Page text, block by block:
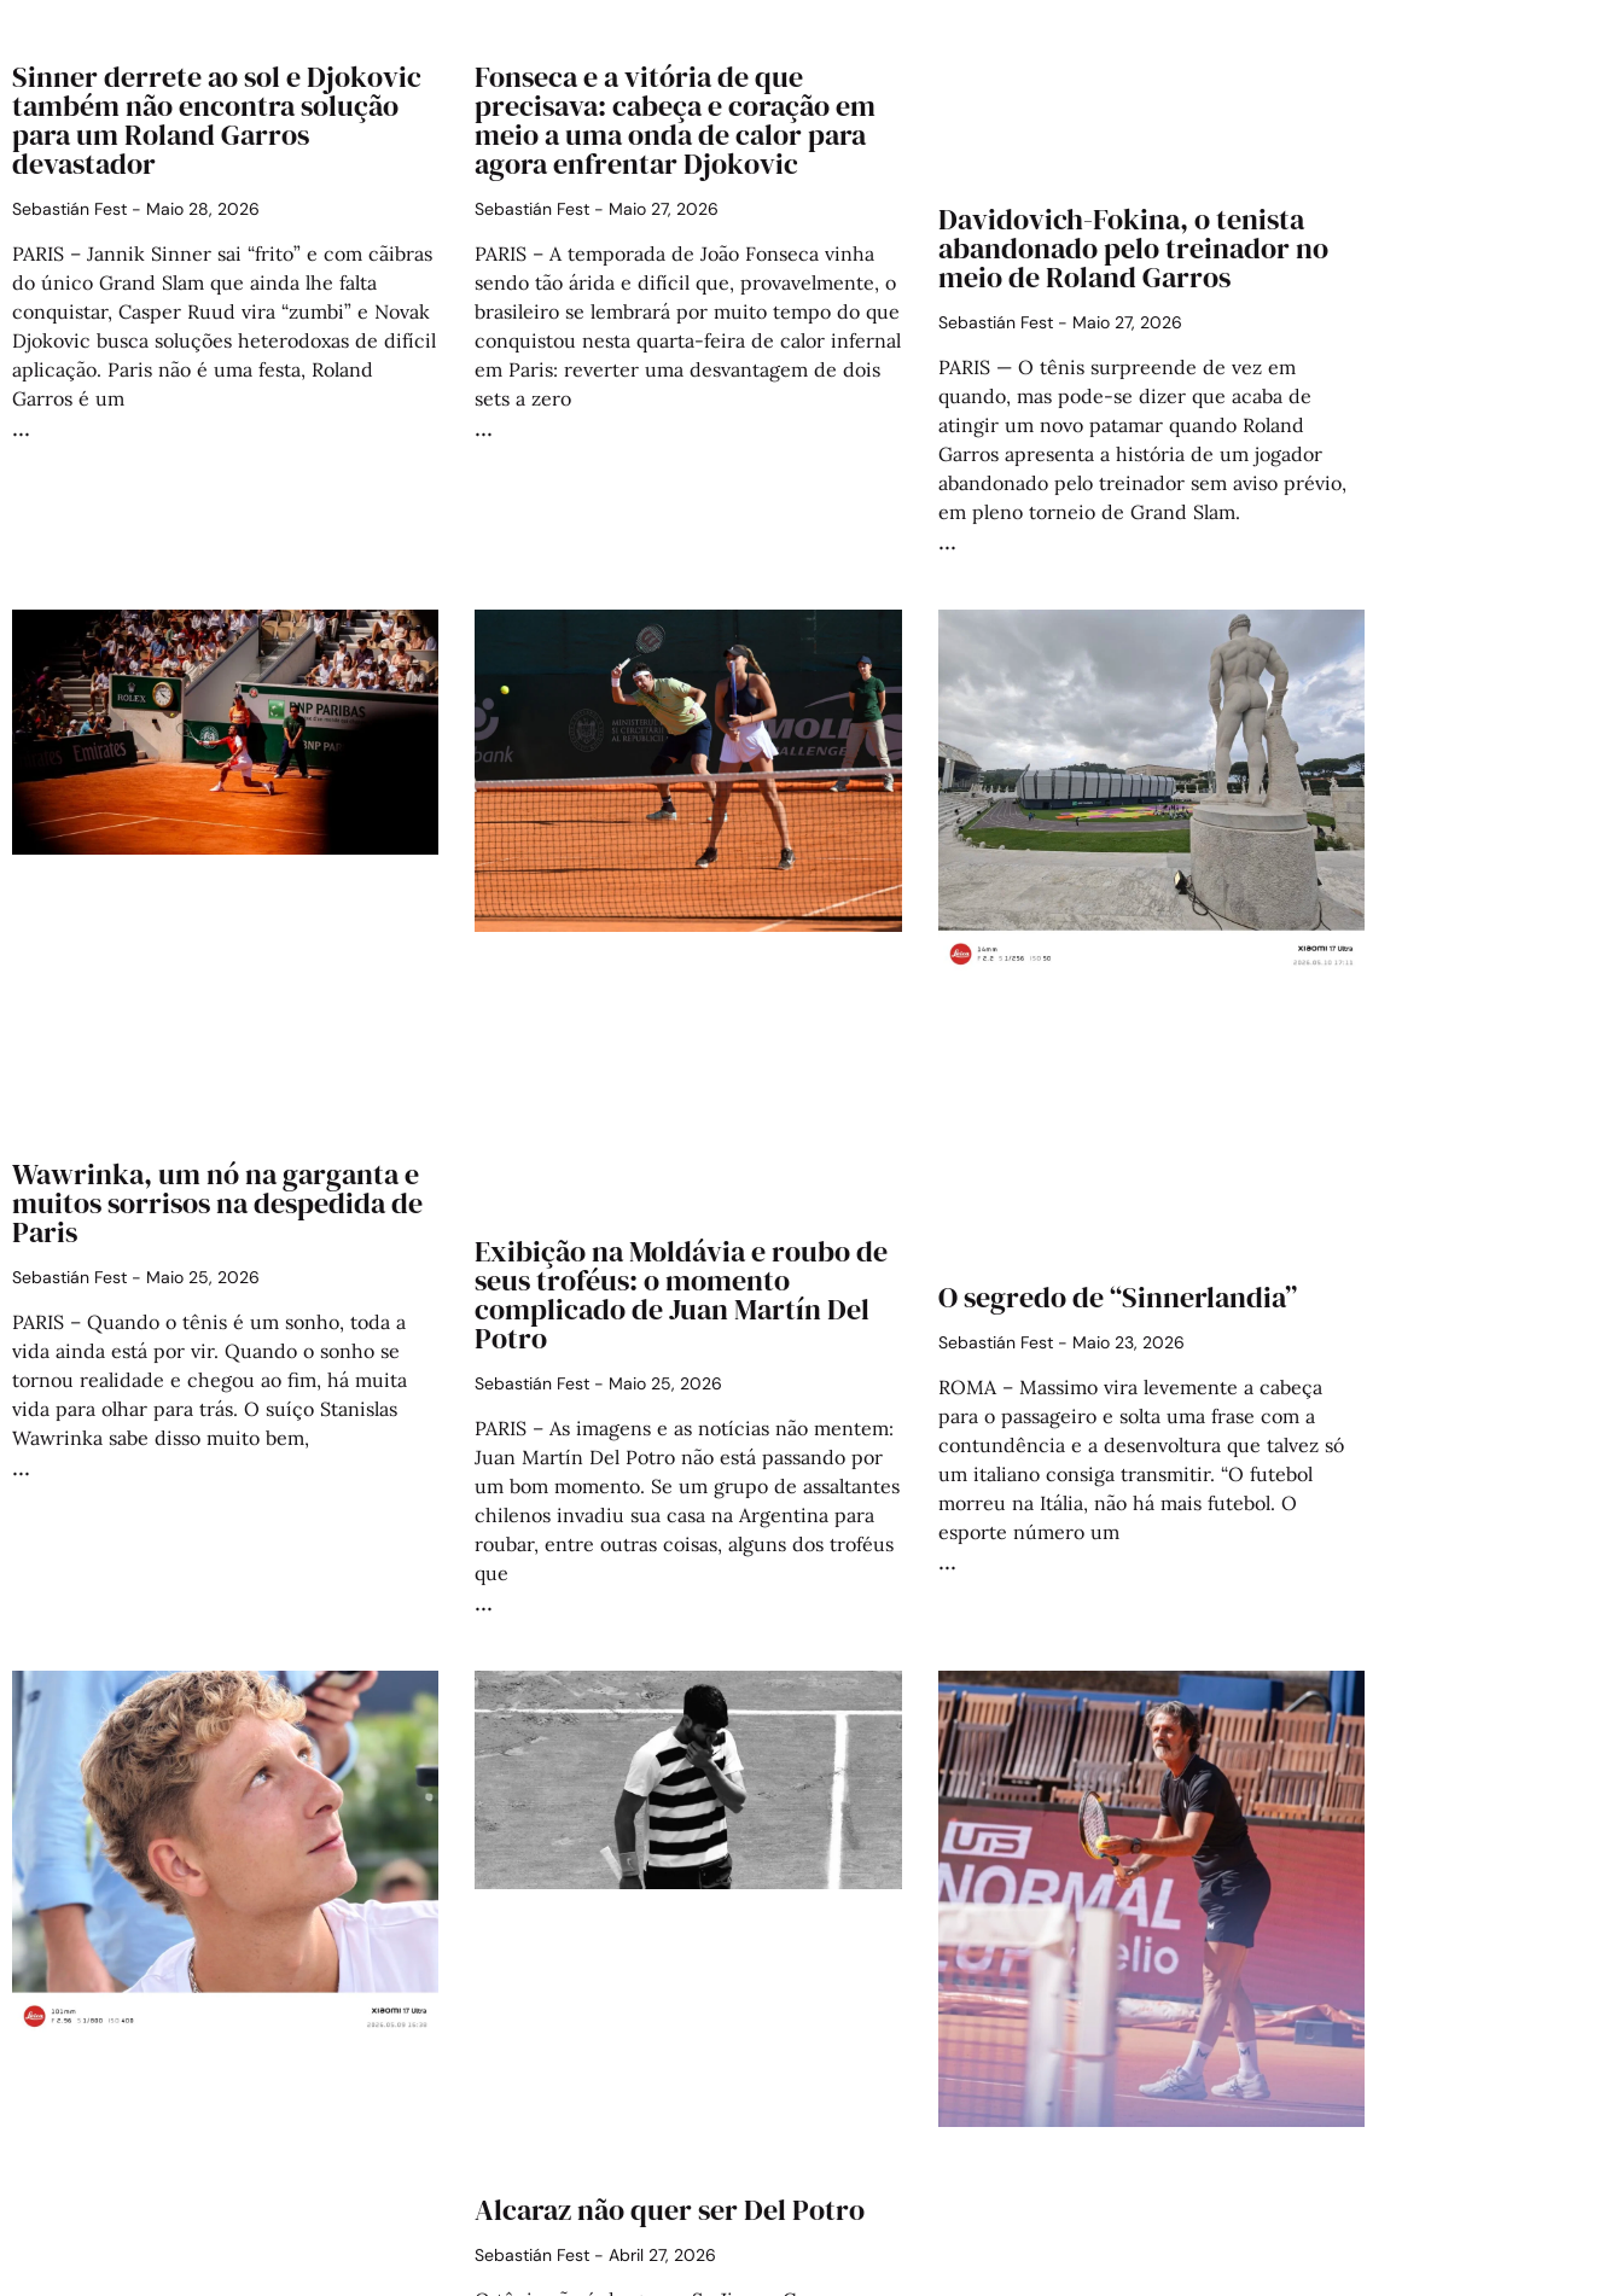
Sinner derrete ao sol e Djokovic
também não encontra solução
para um Roland Garros
devastador
Sebastián Fest Maio 28, 2026
PARIS – Jannik Sinner sai “frito” e com cãibras
do único Grand Slam que ainda lhe falta
conquistar, Casper Ruud vira “zumbi” e Novak
Djokovic busca soluções heterodoxas de difícil
aplicação. Paris não é uma festa, Roland
Garros é um
Fonseca e a vitória de que
precisava: cabeça e coração em
meio a uma onda de calor para
agora enfrentar Djokovic
Sebastián Fest Maio 27, 2026
PARIS – A temporada de João Fonseca vinha
sendo tão árida e difícil que, provavelmente, o
brasileiro se lembrará por muito tempo do que
conquistou nesta quarta-feira de calor infernal
em Paris: reverter uma desvantagem de dois
sets a zero
Davidovich-Fokina, o tenista
abandonado pelo treinador no
meio de Roland Garros
Sebastián Fest Maio 27, 2026
PARIS — O tênis surpreende de vez em
quando, mas pode-se dizer que acaba de
atingir um novo patamar quando Roland
Garros apresenta a história de um jogador
abandonado pelo treinador sem aviso prévio,
em pleno torneio de Grand Slam.
Wawrinka, um nó na garganta e
muitos sorrisos na despedida de
Paris
Sebastián Fest Maio 25, 2026
PARIS – Quando o tênis é um sonho, toda a
vida ainda está por vir. Quando o sonho se
tornou realidade e chegou ao fim, há muita
vida para olhar para trás. O suíço Stanislas
Wawrinka sabe disso muito bem,
Exibição na Moldávia e roubo de
seus troféus: o momento
complicado de Juan Martín Del
Potro
Sebastián Fest Maio 25, 2026
PARIS – As imagens e as notícias não mentem:
Juan Martín Del Potro não está passando por
um bom momento. Se um grupo de assaltantes
chilenos invadiu sua casa na Argentina para
roubar, entre outras coisas, alguns dos troféus
que
O segredo de “Sinnerlandia”
Sebastián Fest Maio 23, 2026
ROMA – Massimo vira levemente a cabeça
para o passageiro e solta uma frase com a
contundência e a desenvoltura que talvez só
um italiano consiga transmitir. “O futebol
morreu na Itália, não há mais futebol. O
esporte número um
Alcaraz não quer ser Del Potro
Sebastián Fest Abril 27, 2026